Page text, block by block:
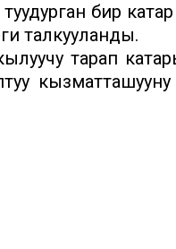
бир катар
талкууланды.
тарап